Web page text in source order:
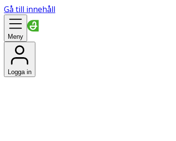
Gå till innehåll
Meny
Logga in